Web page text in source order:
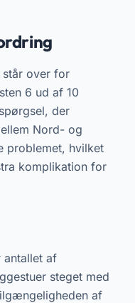
står over for
6 ud af 10
der
Nord- og
problemet, hvilket
komplikation for
antallet af
steget med
af